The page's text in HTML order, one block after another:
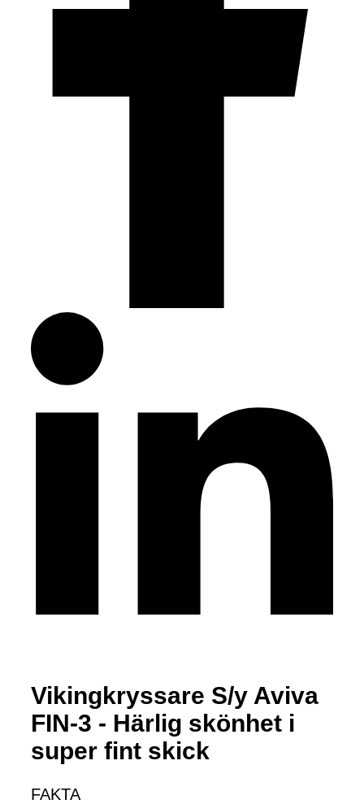
Vikingkryssare S/y Aviva
FIN-3 - Härlig skönhet i
super fint skick
FAKTA